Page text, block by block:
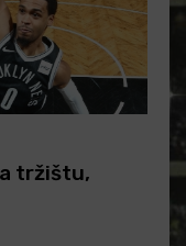
tržištu,